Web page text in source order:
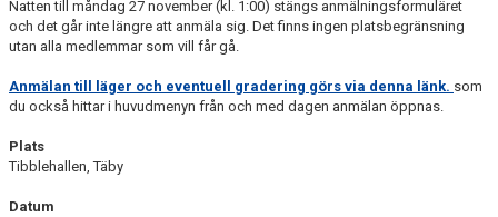
Natten till måndag 27 november (kl. 1:00) stängs anmälningsformuläret
och det går inte längre att anmäla sig. Det finns ingen platsbegränsning
utan alla medlemmar som vill får gå.
Anmälan till läger och eventuell gradering görs via denna länk. som
du också hittar i huvudmenyn från och med dagen anmälan öppnas.
Plats
Tibblehallen, Täby
Datum